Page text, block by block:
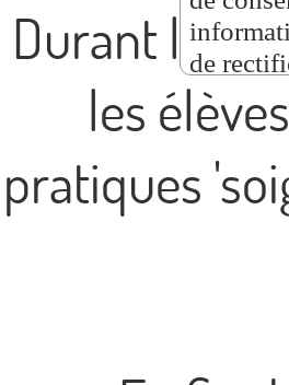
Durant les
les
pratiques